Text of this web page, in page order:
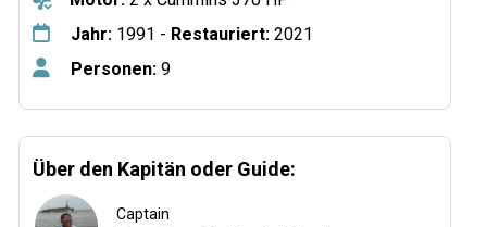
Jahr: 1991 - Restauriert: 2021
Personen: 9
Über den Kapitän oder Guide:
Captain